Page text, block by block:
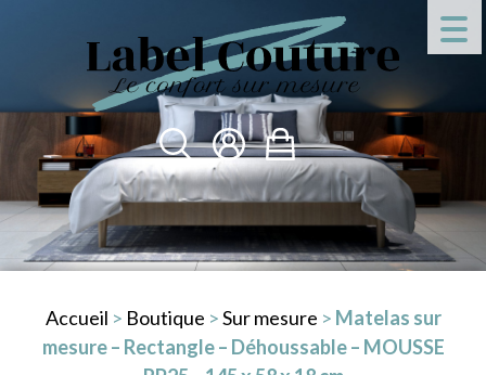
Accueil > Boutique >Sur mesure > Matelas sur
mesure – Rectangle – Déhoussable – MOUSSE